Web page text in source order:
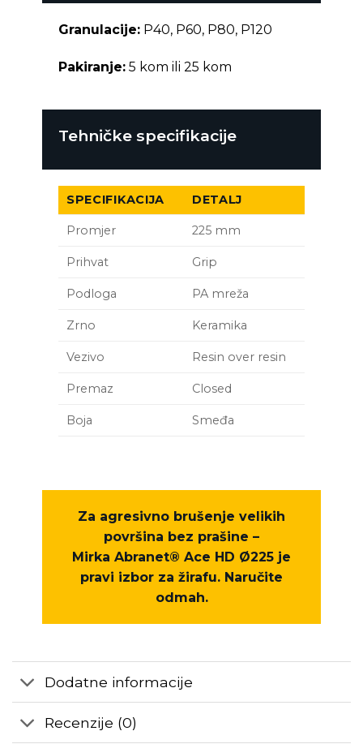
Granulacije:P40, P60, P80, P120
Pakiranje:5 kom ili 25 kom
Tehničke specifikacije
SPECIFIKACIJA DETALJ
Promjer 225 mm
Prihvat Grip
Podloga PA mreža
Zrno Keramika
Vezivo Resin over resin
Premaz Closed
Boja Smeđa
Za agresivno brušenje velikih
površina bez prašine –
Mirka Abranet® Ace HD Ø225 je
pravi izbor za žirafu. Naručite
odmah.
Dodatne informacije
Recenzije (0)